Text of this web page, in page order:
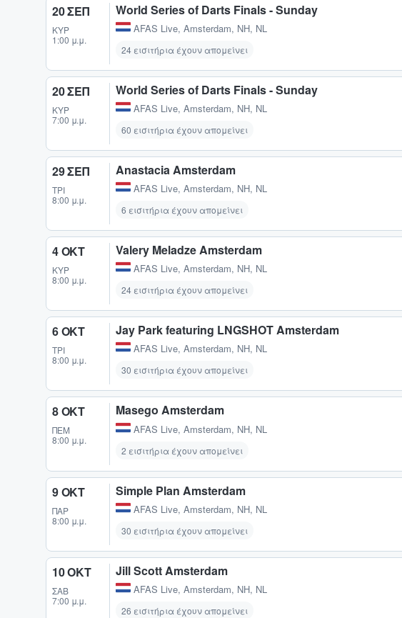
20 ΣΕΠ
ΚΥΡ
1:00 μ.μ.
World Series of Darts Finals - Sunday
AFAS Live, Amsterdam, NH, NL
24 εισιτήρια έχουν απομείνει
20 ΣΕΠ
ΚΥΡ
7:00 μ.μ.
World Series of Darts Finals - Sunday
AFAS Live, Amsterdam, NH, NL
60 εισιτήρια έχουν απομείνει
29 ΣΕΠ
ΤΡΊ
8:00 μ.μ.
Anastacia Amsterdam
AFAS Live, Amsterdam, NH, NL
6 εισιτήρια έχουν απομείνει
4 ΟΚΤ
ΚΥΡ
8:00 μ.μ.
Valery Meladze Amsterdam
AFAS Live, Amsterdam, NH, NL
24 εισιτήρια έχουν απομείνει
6 ΟΚΤ
ΤΡΊ
8:00 μ.μ.
Jay Park featuring LNGSHOT Amsterdam
AFAS Live, Amsterdam, NH, NL
30 εισιτήρια έχουν απομείνει
8 ΟΚΤ
ΠΈΜ
8:00 μ.μ.
Masego Amsterdam
AFAS Live, Amsterdam, NH, NL
2 εισιτήρια έχουν απομείνει
9 ΟΚΤ
ΠΑΡ
8:00 μ.μ.
Simple Plan Amsterdam
AFAS Live, Amsterdam, NH, NL
30 εισιτήρια έχουν απομείνει
10 ΟΚΤ
ΣΆΒ
7:00 μ.μ.
Jill Scott Amsterdam
AFAS Live, Amsterdam, NH, NL
26 εισιτήρια έχουν απομείνει